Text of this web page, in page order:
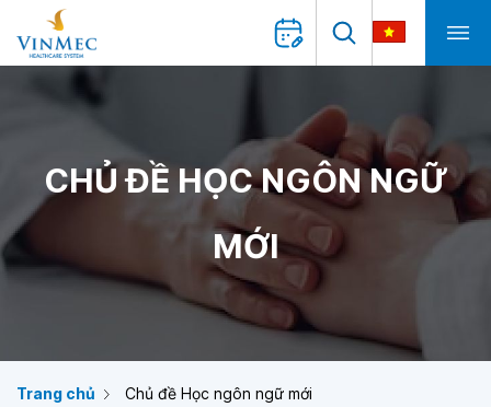
CHỦ ĐỀ HỌC NGÔN NGỮ
MỚI
Trang chủ Chủ đề Học ngôn ngữ mới